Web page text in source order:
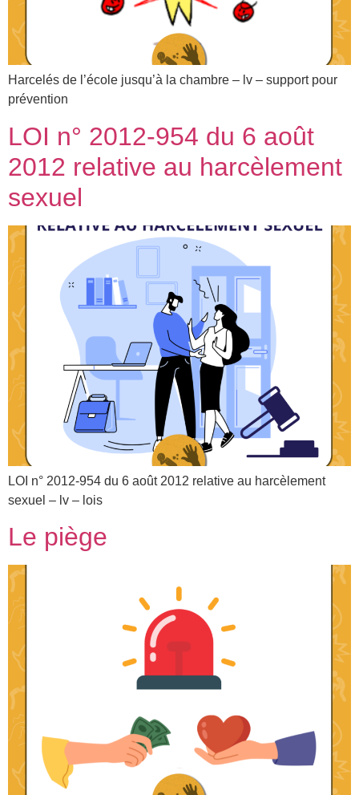
Harcelés de l’école jusqu’à la chambre – lv – support pour
prévention
LOI n° 2012-954 du 6 août
2012 relative au harcèlement
sexuel
LOI n° 2012-954 du 6 août 2012 relative au harcèlement
sexuel – lv – lois
Le piège